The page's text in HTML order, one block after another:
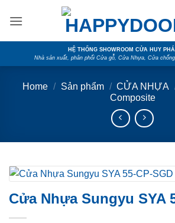
HỆ THỐNG SHOWROOM CỬA HUY
Nhà sản xuất, phân phối Cửa gỗ, Cửa Nhựa, Cửa
Home / Sản phẩm / CỬA NHỰA
Composite
Cửa Nhựa Sungyu SYA